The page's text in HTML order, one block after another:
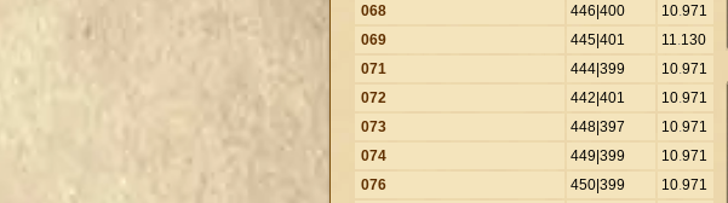
068
446|400 10.971
069
445|401 11.130
071
444|399 10.971
072
442|401 10.971
073
448|397 10.971
074
449|399 10.971
076
450|399 10.971